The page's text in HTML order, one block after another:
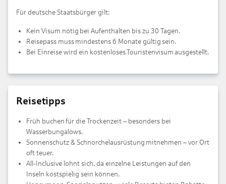
Für deutsche Staatsbürger gilt:
Kein Visum nötig bei Aufenthalten bis zu 30 Tagen.
Reisepass muss mindestens 6 Monate gültig sein.
Bei Einreise wird ein kostenloses Touristenvisum ausgestellt.
Reisetipps
Früh buchen für die Trockenzeit – besonders bei
Wasserbungalows.
Sonnenschutz & Schnorchelausrüstung mitnehmen – vor Ort
oft teuer.
All-Inclusive lohnt sich, da einzelne Leistungen auf den
Inseln kostspielig sein können.